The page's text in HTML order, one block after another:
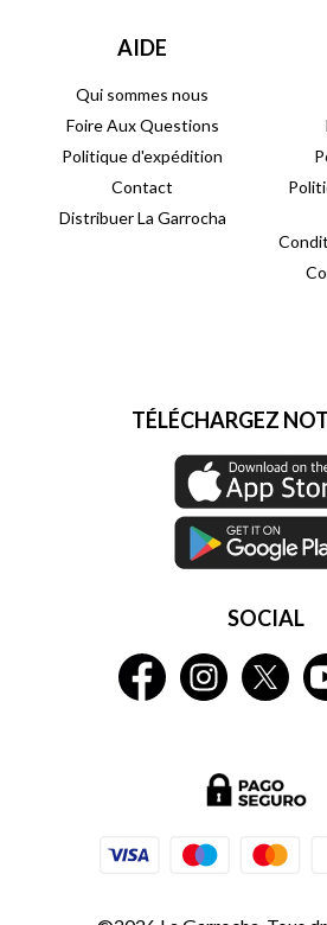
AIDE
Qui sommes nous
Foire Aux Questions
Politique d'expédition
Contact
Distribuer La Garrocha
TÉLÉCHARGEZ
SOCIAL